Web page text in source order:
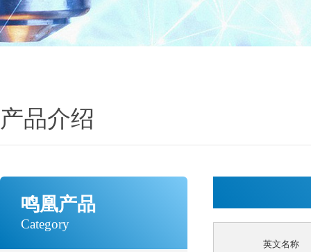
产品介绍
鸣凰产品
Category
英文名称